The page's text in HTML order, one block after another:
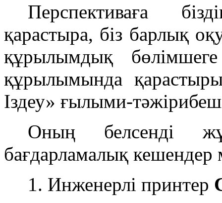
Перспективаға
қарастыра, біз барлық
құрылымдық
құрылымында
Іздеу» ғылыми-
Оның белсенді
бағдарламалық
1. Инженерлі принтер